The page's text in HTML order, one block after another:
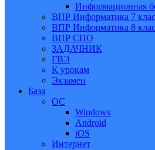
Информационная
ВПР Информатика 7
ВПР Информатика 8
ВПР СПО
ЗАДАЧНИК
ГВЭ
К урокам
Экзамен
База
ОС
Windows
Android
iOS
Интернет